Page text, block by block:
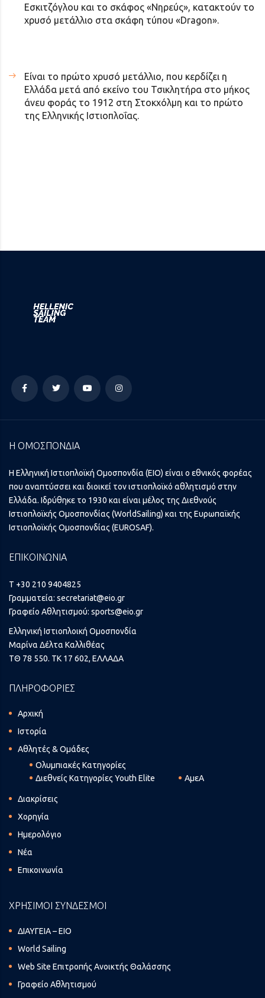
Εσκιτζόγλου και το σκάφος «Νηρεύς», κατακτούν το
χρυσό μετάλλιο στα σκάφη τύπου «Dragon».
Είναι το πρώτο χρυσό μετάλλιο, που κερδίζει η
Ελλάδα μετά από εκείνο του Τσικλητήρα στο μήκος
άνευ φοράς το 1912 στη Στοκχόλμη και το πρώτο
της Ελληνικής Ιστιοπλοΐας.
Η ΟΜΟΣΠΟΝΔΙΑ
Η Ελληνική Ιστιοπλοϊκή Ομοσπονδία (ΕΙΟ) είναι ο εθνικός φορέας
που αναπτύσσει και διοικεί τον ιστιοπλοϊκό αθλητισμό στην
Ελλάδα. Ιδρύθηκε το 1930 και είναι μέλος της Διεθνούς
Ιστιοπλοϊκής Ομοσπονδίας (WorldSailing) και της Ευρωπαϊκής
Ιστιοπλοϊκής Ομοσπονδίας (EUROSAF).
ΕΠΙΚΟΙΝΩΝΙΑ
T +30 210 9404825
Γραμματεία: secretariat@eio.gr
Γραφείο Αθλητισμού: sports@eio.gr
Ελληνική Ιστιοπλοική Ομοσπονδία
Μαρίνα Δέλτα Καλλιθέας
ΤΘ 78 550. ΤΚ 17 602, ΕΛΛΑΔΑ
ΠΛΗΡΟΦΟΡΙΕΣ
Αρχική
Ιστορία
Αθλητές & Ομάδες
Ολυμπιακές Κατηγορίες
Διεθνείς Κατηγορίες Youth Elite
ΑμεΑ
Διακρίσεις
Χορηγία
Ημερολόγιο
Νέα
Επικοινωνία
ΧΡΗΣΙΜΟΙ ΣΥΝΔΕΣΜΟΙ
ΔΙΑΥΓΕΙΑ – ΕΙΟ
World Sailing
Web Site Επιτροπής Ανοικτής Θαλάσσης
Γραφείο Αθλητισμού